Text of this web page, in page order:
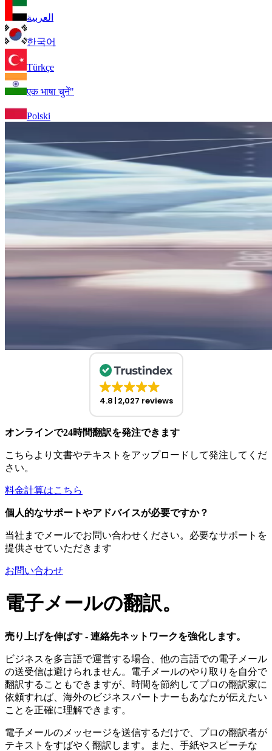
العربية
한국어
Türkçe
एक भाषा चुनें"
Polski
4.8 2,027 reviews
オンラインで24時間翻訳を発注できます
こちらより文書やテキストをアップロードして発注してくだ
さい。
料金計算はこちら
個人的なサポートやアドバイスが必要ですか？
当社までメールでお問い合わせください。必要なサポートを
提供させていただきます
お問い合わせ
電子メールの翻訳。
売り上げを伸ばす - 連絡先ネットワークを強化します。
ビジネスを多言語で運営する場合、他の言語での電子メール
の送受信は避けられません。電子メールのやり取りを自分で
翻訳することもできますが、時間を節約してプロの翻訳家に
依頼すれば、海外のビジネスパートナーもあなたが伝えたい
ことを正確に理解できます。
電子メールのメッセージを送信するだけで、プロの翻訳者が
テキストをすばやく翻訳します。また、手紙やスピーチな